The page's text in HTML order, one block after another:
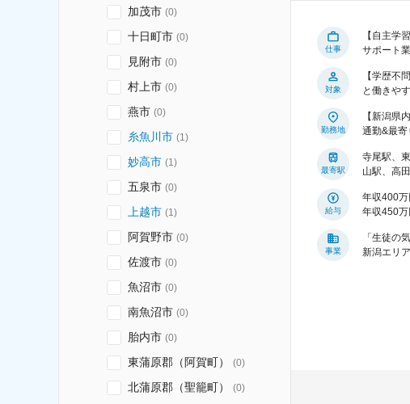
加茂市 (0)
十日町市 (0)
見附市 (0)
村上市 (0)
燕市 (0)
糸魚川市 (1 )
妙高市 (1 )
五泉市 (0)
上越市 (1 )
阿賀野市 (0)
佐渡市 (0)
魚沼市 (0)
南魚沼市 (0)
胎内市 (0)
東蒲原郡（阿賀町） (0)
北蒲原郡（聖籠町） (0)
仕事
【自主学
サポート
対象
【学歴不
と働きや
勤務地
【新潟県
通勤&最寄
最寄駅
寺尾駅、
山駅、高
給与
年収400
年収450
事業
「生徒の
新潟エリ